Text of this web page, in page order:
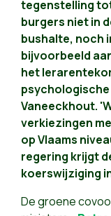
tegenstelling
burgers niet in
bushalte, noch
bijvoorbeeld
het
psychologische
Vaneeckhout.
verkiezingen
op Vlaams
regering krijgt
koerswijziging
De groene